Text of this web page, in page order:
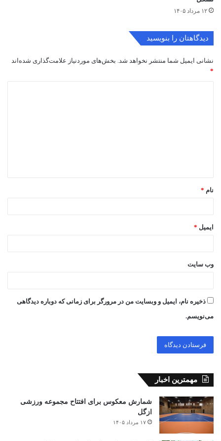
۱۲ مرداد ۱۴۰۵
دیدگاهتان را بنویسید
نشانی ایمیل شما منتشر نخواهد شد. بخش‌های موردنیاز علامت‌گذاری شده‌اند
*
*
نام *
ایمیل *
وب‌ سایت
ذخیره نام، ایمیل و وبسایت من در مرورگر برای زمانی که دوباره دیدگاهی
می‌نویسم.
مهمترین اخبار
شمارش معکوس برای افتتاح مجموعه ورزشی
ازگل
۱۷ مرداد ۱۴۰۵